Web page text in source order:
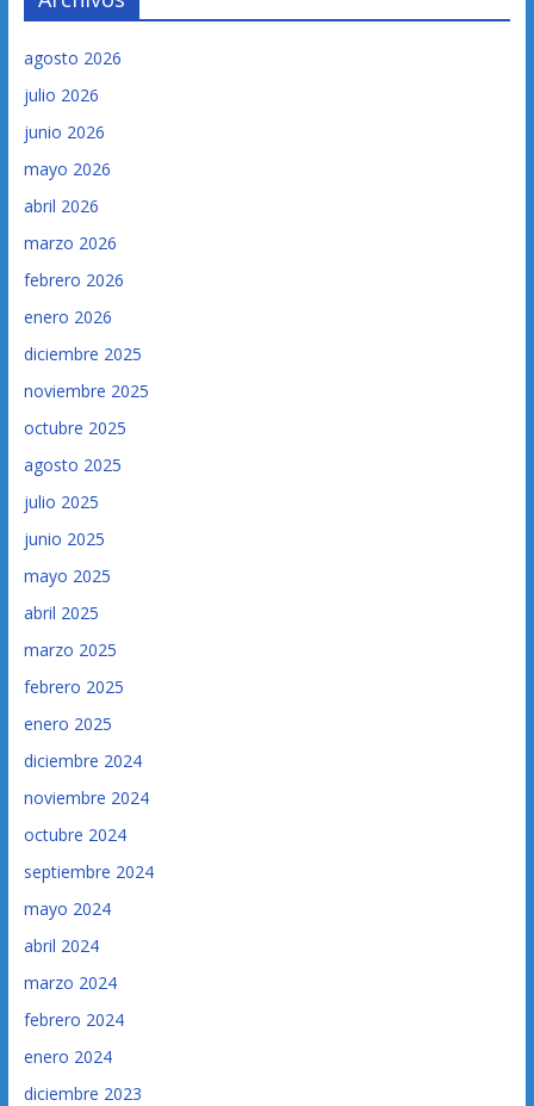
agosto 2026
julio 2026
junio 2026
mayo 2026
abril 2026
marzo 2026
febrero 2026
enero 2026
diciembre 2025
noviembre 2025
octubre 2025
agosto 2025
julio 2025
junio 2025
mayo 2025
abril 2025
marzo 2025
febrero 2025
enero 2025
diciembre 2024
noviembre 2024
octubre 2024
septiembre 2024
mayo 2024
abril 2024
marzo 2024
febrero 2024
enero 2024
diciembre 2023